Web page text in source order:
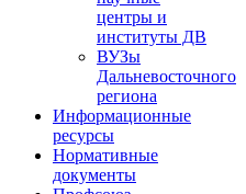
центры и
институты ДВ
ВУЗы
Дальневосточного
региона
Информационные
ресурсы
Нормативные
документы